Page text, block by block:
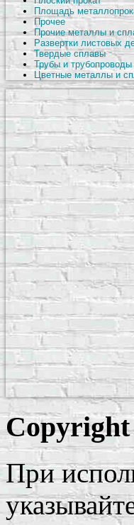
Площадь
Прочее
Прочие металлы и
Развертки листовых
Твердые сплавы
Трубы и трубопроводы
Цветные металлы и
Copyright
При